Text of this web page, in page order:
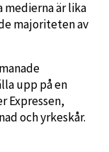
är lika
majoriteten av
upp på en
Expressen,
och yrkeskår.